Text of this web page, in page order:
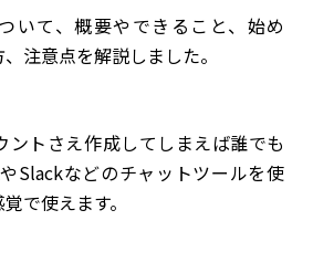
いて、概要やできること、始め
注意点を解説しました。
ントさえ作成してしまえば誰でも
Slackなどのチャットツールを使
で使えます。